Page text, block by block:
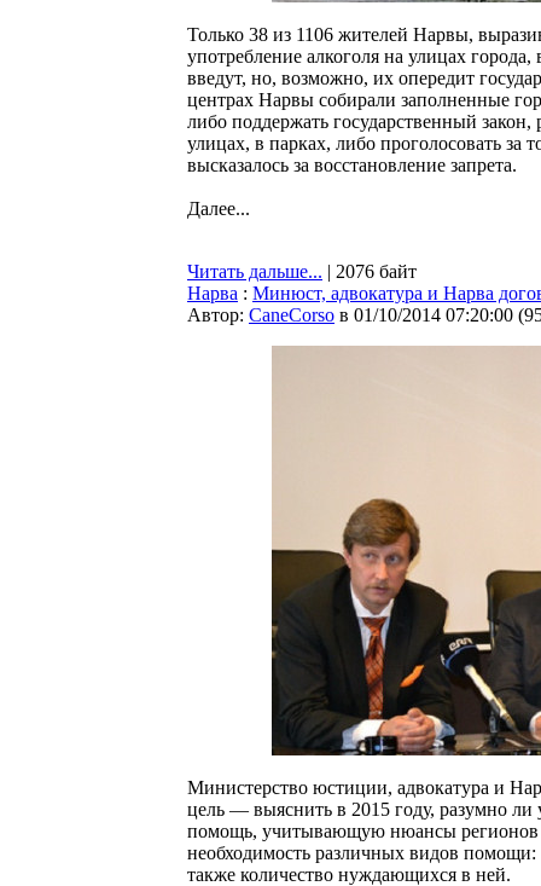
Только 38 из 1106 жителей Нарвы,
употребление алкоголя на улицах
введут, но, возможно, их опередит
центрах Нарвы собирали заполненные
либо поддержать государственный
улицах, в парках, либо проголосовать
высказалось за восстановление запрета.
Далее...
Читать дальше... | 2076 байт
Нарва : Минюст, адвокатура и Нарва
Автор: CaneCorso в 01/10/2014 07:20:00 (
Министерство юстиции, адвокатура и
цель — выяснить в 2015 году, разумно
помощь, учитывающую нюансы регионов
необходимость различных видов
также количество нуждающихся в ней.